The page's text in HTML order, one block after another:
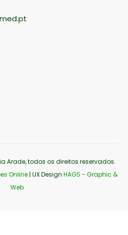
Arade, todos os direitos reservados.
Online | UX Design HAGS - Graphic &
Web